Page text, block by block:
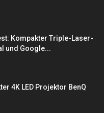
Kompakter Triple-Laser-
und Google...
4K LED Projektor BenQ